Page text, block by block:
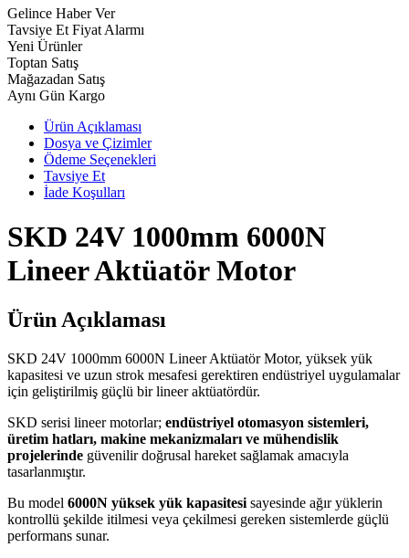
Gelince Haber Ver
Tavsiye Et Fiyat Alarmı
Yeni Ürünler
Toptan Satış
Mağazadan Satış
Aynı Gün Kargo
Ürün Açıklaması
Dosya ve Çizimler
Ödeme Seçenekleri
Tavsiye Et
İade Koşulları
SKD 24V 1000mm 6000N
Lineer Aktüatör Motor
Ürün Açıklaması
SKD 24V 1000mm 6000N Lineer Aktüatör Motor, yüksek yük
kapasitesi ve uzun strok mesafesi gerektiren endüstriyel uygulamalar
için geliştirilmiş güçlü bir lineer aktüatördür.
SKD serisi lineer motorlar; endüstriyel otomasyon sistemleri,
üretim hatları, makine mekanizmaları ve mühendislik
projelerinde güvenilir doğrusal hareket sağlamak amacıyla
tasarlanmıştır.
Bu model 6000N yüksek yük kapasitesi sayesinde ağır yüklerin
kontrollü şekilde itilmesi veya çekilmesi gereken sistemlerde güçlü
performans sunar.